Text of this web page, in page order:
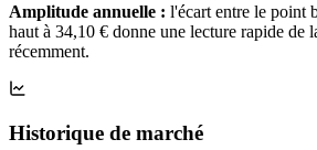
Amplitude annuelle : l'écart entre le point
haut à 34,10 € donne une lecture rapide de
récemment.
Historique de marché